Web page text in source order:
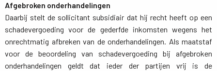
Afgebroken onderhandelingen
Daarbij stelt de sollicitant subsidiair dat hij recht heeft op een
schadevergoeding voor de gederfde inkomsten wegens het
onrechtmatig afbreken van de onderhandelingen. Als maatstaf
voor de beoordeling van schadevergoeding bij afgebroken
onderhandelingen geldt dat ieder der partijen vrij is de